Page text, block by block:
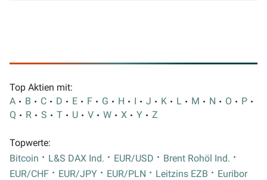
Top Aktien mit:
A
B C D E F G H I J K L M N O
P
Q
R S T U V W X Y Z
Topwerte:
Bitcoin
L&S DAX Ind. EUR/USD
Brent Rohöl Ind.
EUR/CHF
EUR/JPY EUR/PLN Leitzins EZB
Euribor